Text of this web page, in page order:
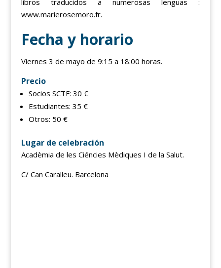
libros traducidos a numerosas lenguas :
www.marierosemoro.fr.
Fecha y horario
Viernes 3 de mayo de 9:15 a 18:00 horas.
Precio
Socios SCTF: 30 €
Estudiantes: 35 €
Otros: 50 €
Lugar de celebración
Acadèmia de les Ciéncies Mèdiques I de la Salut.
C/ Can Caralleu. Barcelona